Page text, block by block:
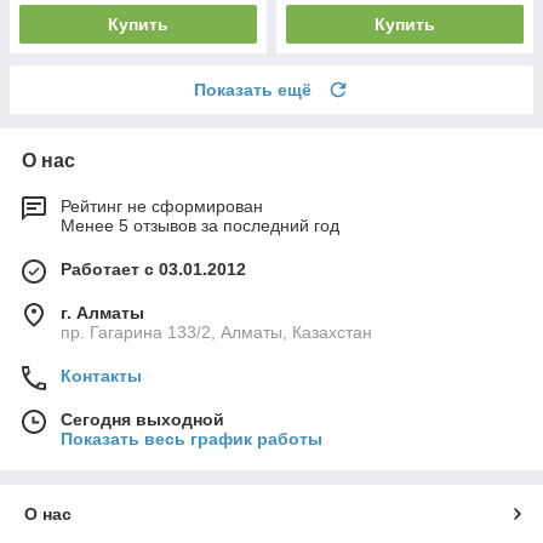
Купить Купить
Показать ещё
О нас
Рейтинг не сформирован
Менее 5 отзывов за последний год
Работает с 03.01.2012
г. Алматы
пр. Гагарина 133/2, Алматы, Казахстан
Контакты
Сегодня выходной
Показать весь график работы
О нас